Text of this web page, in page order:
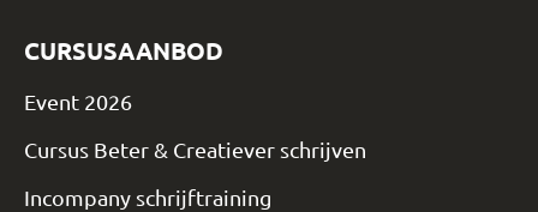
CURSUSAANBOD
Event 2026
Cursus Beter & Creatiever schrijven
Incompany schrijftraining